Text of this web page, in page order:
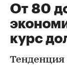
От 80
курс
Тенденция